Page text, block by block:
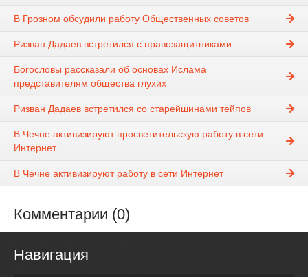
В Грозном обсудили работу Общественных советов
Ризван Дадаев встретился с правозащитниками
Богословы рассказали об основах Ислама
представителям общества глухих
Ризван Дадаев встретился со старейшинами тейпов
В Чечне активизируют просветительскую работу в сети
Интернет
В Чечне активизируют работу в сети Интернет
Комментарии (0)
Навигация